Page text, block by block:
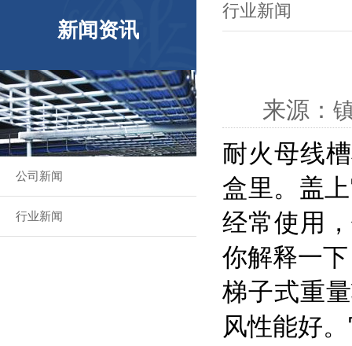
新闻资讯
公司新闻
行业新闻
行业新闻
来源：
耐火母线
盒里。盖
经常使用
你解释一
梯子式重
风性能好